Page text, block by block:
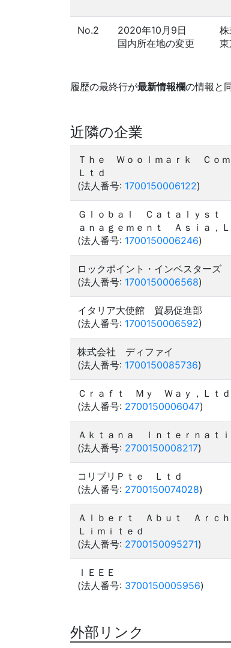
No.2
2020年10月9日
国内所在地の変更
履歴の最終行が最新情報欄の情報と
近隣の企業
Ｔｈｅ Ｗｏｏｌｍａｒｋ Ｃｏ
Ｌｔｄ
(法人番号: 1700150006122)
Ｇｌｏｂａｌ Ｃａｔａｌｙｓ
ａｎａｇｅｍｅｎｔ Ａｓｉａ，Ｌ
(法人番号: 1700150006246)
ロックポイント・インベスターズ
(法人番号: 1700150006568)
イタリア大使館 貿易促進部
(法人番号: 1700150006592)
株式会社 ディファイ
(法人番号: 1700150085736)
Ｃｒａｆｔ Ｍｙ Ｗａｙ，Ｌｔｄ
(法人番号: 2700150006047)
Ａｋｔａｎａ Ｉｎｔｅｒｎａｔ
(法人番号: 2700150008217)
コリブリＰｔｅ Ｌｔｄ
(法人番号: 2700150074028)
Ａｌｂｅｒｔ Ａｂｕｔ Ａｒｃ
Ｌｉｍｉｔｅｄ
(法人番号: 2700150095271)
ＩＥＥＥ
(法人番号: 3700150005956)
外部リンク